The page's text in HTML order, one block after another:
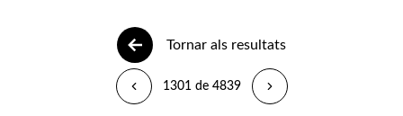
Tornar als resultats
1301 de 4839